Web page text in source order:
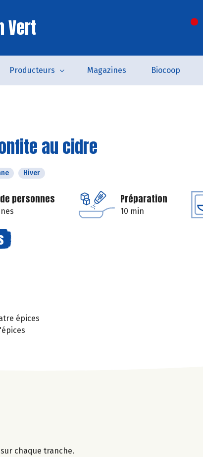
Vert
Producteurs Magazines Biocoop
au cidre
Hiver
personnes Préparation
10 min
épices
chaque tranche.